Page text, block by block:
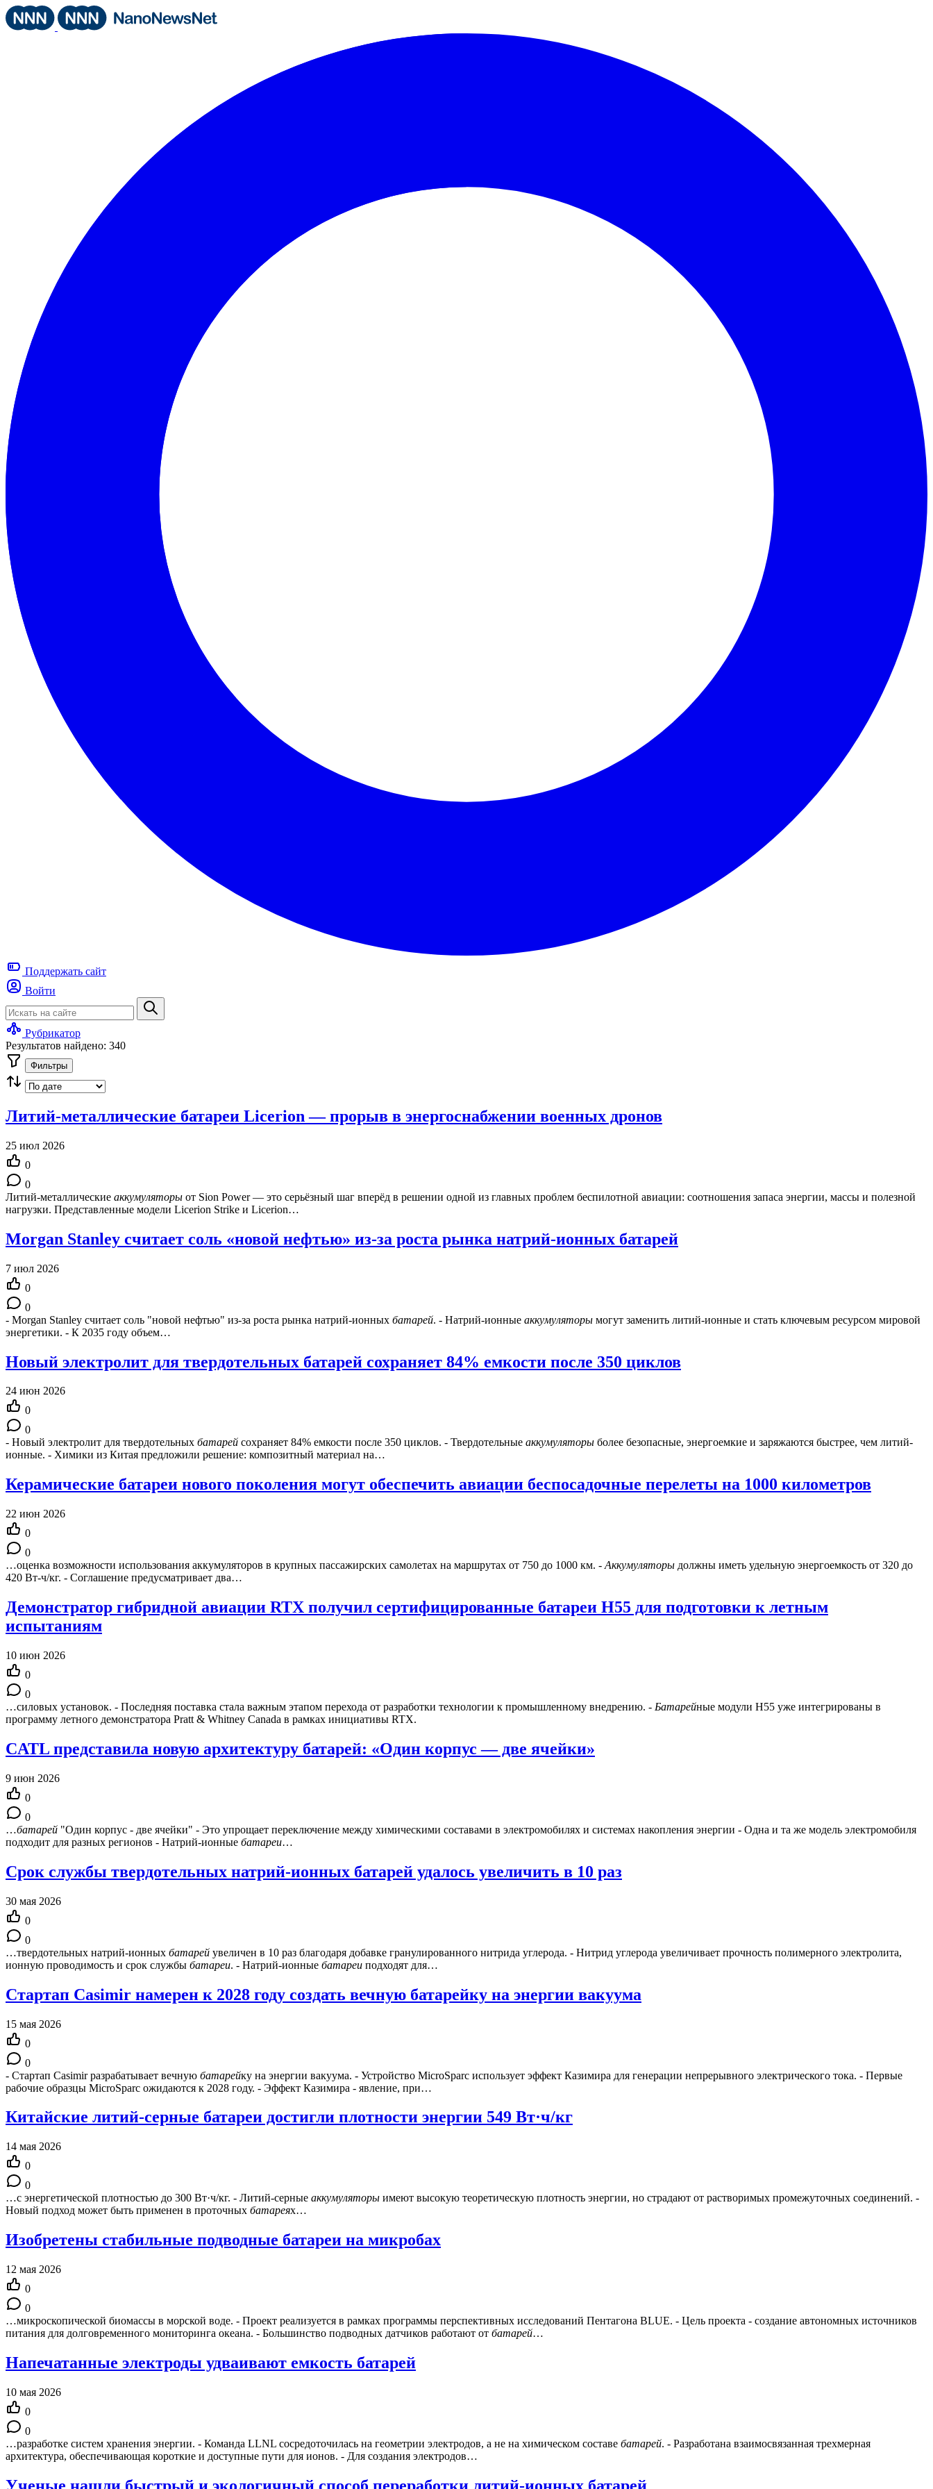
Поддержать сайт
Войти
Рубрикатор
Результатов найдено: 340
Фильтры
Литий‑металлические батареи Licerion — прорыв в энергоснабжении военных дронов
25 июл 2026
0
0
Литий‑металлические аккумуляторы от Sion Power — это серьёзный шаг вперёд в решении одной из главных проблем беспилотной авиации: соотношения запаса энергии, массы и полезной
нагрузки. Представленные модели Licerion Strike и Licerion…
Morgan Stanley считает соль «новой нефтью» из-за роста рынка натрий-ионных батарей
7 июл 2026
0
0
- Morgan Stanley считает соль "новой нефтью" из-за роста рынка натрий-ионных батарей. - Натрий-ионные аккумуляторы могут заменить литий-ионные и стать ключевым ресурсом мировой
энергетики. - К 2035 году объем…
Новый электролит для твердотельных батарей сохраняет 84% емкости после 350 циклов
24 июн 2026
0
0
- Новый электролит для твердотельных батарей сохраняет 84% емкости после 350 циклов. - Твердотельные аккумуляторы более безопасные, энергоемкие и заряжаются быстрее, чем литий-
ионные. - Химики из Китая предложили решение: композитный материал на…
Керамические батареи нового поколения могут обеспечить авиации беспосадочные перелеты на 1000 километров
22 июн 2026
0
0
…оценка возможности использования аккумуляторов в крупных пассажирских самолетах на маршрутах от 750 до 1000 км. - Аккумуляторы должны иметь удельную энергоемкость от 320 до
420 Вт-ч/кг. - Соглашение предусматривает два…
Демонстратор гибридной авиации RTX получил сертифицированные батареи H55 для подготовки к летным
испытаниям
10 июн 2026
0
0
…силовых установок. - Последняя поставка стала важным этапом перехода от разработки технологии к промышленному внедрению. - Батарейные модули H55 уже интегрированы в
программу летного демонстратора Pratt & Whitney Canada в рамках инициативы RTX.
CATL представила новую архитектуру батарей: «Один корпус — две ячейки»
9 июн 2026
0
0
…батарей "Один корпус - две ячейки" - Это упрощает переключение между химическими составами в электромобилях и системах накопления энергии - Одна и та же модель электромобиля
подходит для разных регионов - Натрий-ионные батареи…
Срок службы твердотельных натрий-ионных батарей удалось увеличить в 10 раз
30 мая 2026
0
0
…твердотельных натрий-ионных батарей увеличен в 10 раз благодаря добавке гранулированного нитрида углерода. - Нитрид углерода увеличивает прочность полимерного электролита,
ионную проводимость и срок службы батареи. - Натрий-ионные батареи подходят для…
Стартап Casimir намерен к 2028 году создать вечную батарейку на энергии вакуума
15 мая 2026
0
0
- Стартап Casimir разрабатывает вечную батарейку на энергии вакуума. - Устройство MicroSparc использует эффект Казимира для генерации непрерывного электрического тока. - Первые
рабочие образцы MicroSparc ожидаются к 2028 году. - Эффект Казимира - явление, при…
Китайские литий-серные батареи достигли плотности энергии 549 Вт·ч/кг
14 мая 2026
0
0
…с энергетической плотностью до 300 Вт·ч/кг. - Литий-серные аккумуляторы имеют высокую теоретическую плотность энергии, но страдают от растворимых промежуточных соединений. -
Новый подход может быть применен в проточных батареях…
Изобретены стабильные подводные батареи на микробах
12 мая 2026
0
0
…микроскопической биомассы в морской воде. - Проект реализуется в рамках программы перспективных исследований Пентагона BLUE. - Цель проекта - создание автономных источников
питания для долговременного мониторинга океана. - Большинство подводных датчиков работают от батарей…
Напечатанные электроды удваивают емкость батарей
10 мая 2026
0
0
…разработке систем хранения энергии. - Команда LLNL сосредоточилась на геометрии электродов, а не на химическом составе батарей. - Разработана взаимосвязанная трехмерная
архитектура, обеспечивающая короткие и доступные пути для ионов. - Для создания электродов…